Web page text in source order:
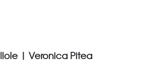
| Veronica Pitea